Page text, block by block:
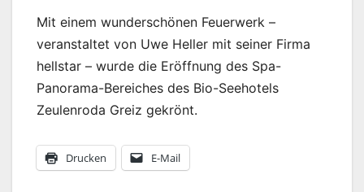
Mit einem wunderschönen Feuerwerk –
veranstaltet von Uwe Heller mit seiner Firma
hellstar – wurde die Eröffnung des Spa-
Panorama-Bereiches des Bio-Seehotels
Zeulenroda Greiz gekrönt.
Drucken E-Mail